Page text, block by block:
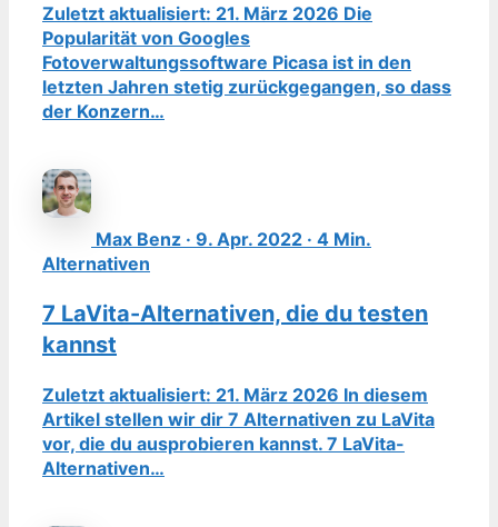
Zuletzt aktualisiert: 21. März 2026 Die
Popularität von Googles
Fotoverwaltungssoftware Picasa ist in den
letzten Jahren stetig zurückgegangen, so dass
der Konzern…
Max Benz · 9. Apr. 2022 · 4 Min.
Alternativen
7 LaVita-Alternativen, die du testen
kannst
Zuletzt aktualisiert: 21. März 2026 In diesem
Artikel stellen wir dir 7 Alternativen zu LaVita
vor, die du ausprobieren kannst. 7 LaVita-
Alternativen…